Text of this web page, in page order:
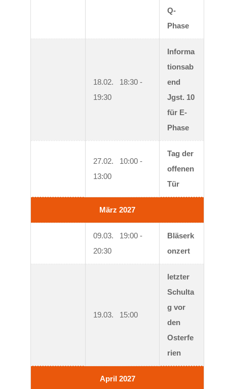
Q-
Phase
18.02.   18:30 -
19:30
Informa
tionsab
end
Jgst. 10
für E-
Phase
27.02.   10:00 -
13:00
Tag der
offenen
Tür
März 2027
09.03.   19:00 -
20:30
Bläserk
onzert
19.03.   15:00
letzter
Schulta
g vor
den
Osterfe
rien
April 2027